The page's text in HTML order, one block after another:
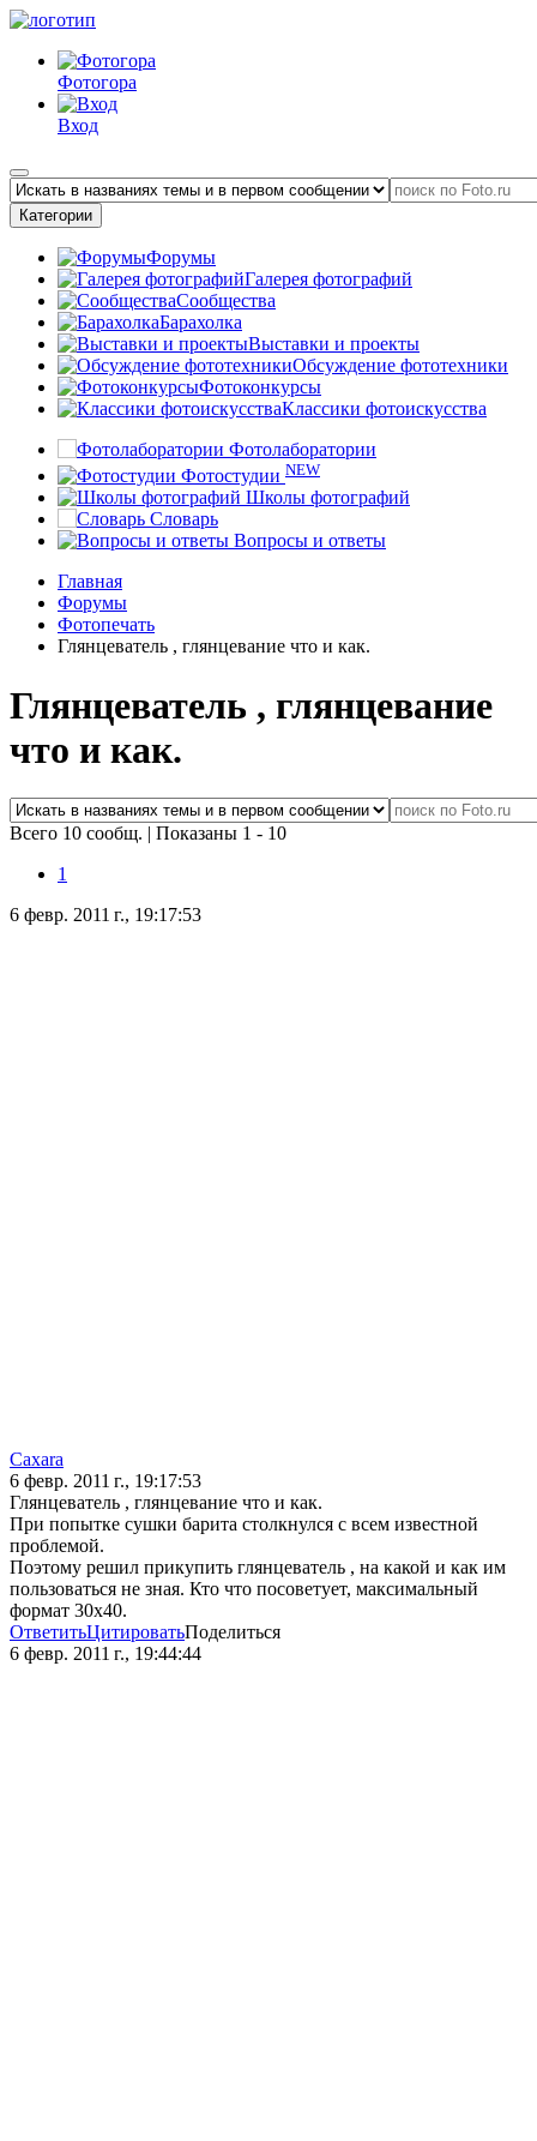
Фотогора
Вход
Категории
Форумы
Галерея фотографий
Сообщества
Барахолка
Выставки и проекты
Обсуждение фототехники
Фотоконкурсы
Классики фотоискусства
Фотолаборатории
Фотостудии NEW
Школы фотографий
Словарь
Вопросы и ответы
Главная
Форумы
Фотопечать
Глянцеватель , глянцевание что и как.
Глянцеватель , глянцевание
что и как.
Всего 10 сообщ. | Показаны 1 - 10
1
6 февр. 2011 г., 19:17:53
Caxara
6 февр. 2011 г., 19:17:53
Глянцеватель , глянцевание что и как.
При попытке сушки барита столкнулся с всем известной
проблемой.
Поэтому решил прикупить глянцеватель , на какой и как им
пользоваться не зная. Кто что посоветует, максимальный
формат 30х40.
ОтветитьЦитироватьПоделиться
6 февр. 2011 г., 19:44:44